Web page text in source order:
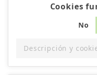
Cookies
No
Descripción y